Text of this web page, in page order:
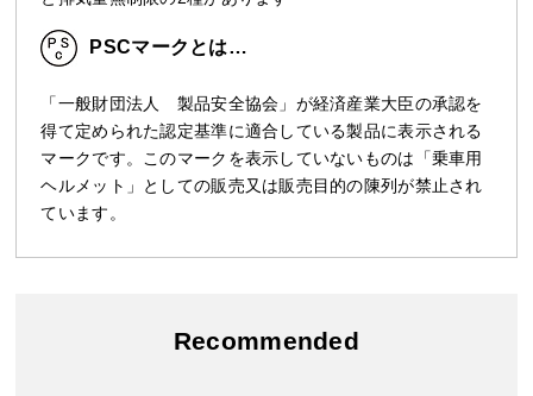
PSCマークとは…
「一般財団法人 製品安全協会」が経済産業大臣の承認を
得て定められた認定基準に適合している製品に表示される
マークです。このマークを表示していないものは「乗車用
ヘルメット」としての販売又は販売目的の陳列が禁止され
ています。
Recommended